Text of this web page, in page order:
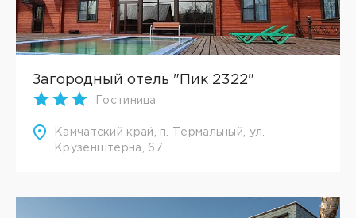
Загородный отель "Пик 2322"
Гостиница
Камчатский край, п. Термальный, ул.
Крузенштерна, 67